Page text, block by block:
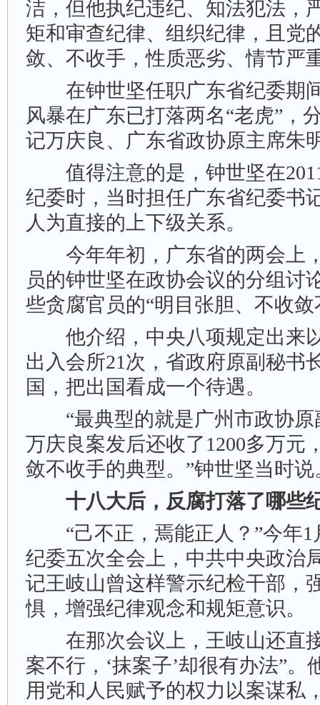
洁，但他执纪违纪、知法犯法，
矩和审查纪律、组织纪律，且党
敛、不收手，性质恶劣、情节严
在钟世坚任职广东省纪委期
风暴在广东已打落两名“老虎”，
记万庆良、广东省政协原主席朱
值得注意的是，钟世坚在
纪委时，当时担任广东省纪委书
人为直接的上下级关系。
今年年初，广东省的两会上
员的钟世坚在政协会议的分组讨
些贪腐官员的“明目张胆、不收敛
他介绍，中央八项规定出来
出入会所21次，省政府原副秘书
国，把出国看成一个待遇。
“最典型的就是广州市政协原
万庆良案发后还收了1200多万元
敛不收手的典型。”钟世坚当时说
十八大后，反腐打落了哪些
“己不正，焉能正人？”今年1
纪委五次全会上，中共中央政治
记王岐山曾这样警示纪检干部，
惧，增强纪律观念和规矩意识。
在那次会议上，王岐山还直
案不行，‘抹案子’却很有办法”
用党和人民赋予的权力以案谋私